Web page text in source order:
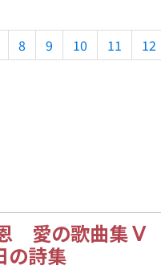
8 9 10 11 12
愛の歌曲集 Ⅴ
の詩集